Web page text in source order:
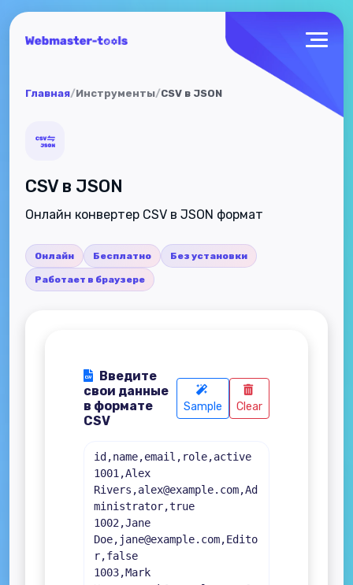
Главная/Инструменты/CSV в JSON
CSV в JSON
Онлайн конвертер CSV в JSON формат
Онлайн Бесплатно Без установки
Работает в браузере
Введите
свои данные
в формате
CSV
Sample Clear